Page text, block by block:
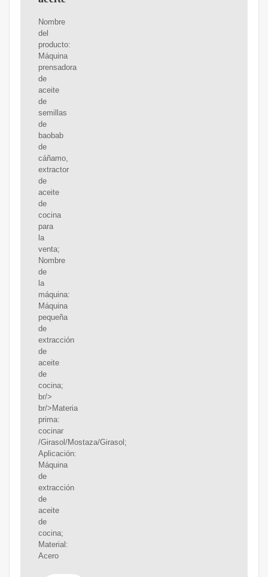
Nombre
del
producto:
Máquina
prensadora
de
aceite
de
semillas
de
baobab
de
cáñamo,
extractor
de
aceite
de
cocina
para
la
venta;
Nombre
de
la
máquina:
Máquina
pequeña
de
extracción
de
aceite
de
cocina;
br/>
br/>Materia
prima:
cocinar
/Girasol/Mostaza/Girasol;
Aplicación:
Máquina
de
extracción
de
aceite
de
cocina;
Material:
Acero